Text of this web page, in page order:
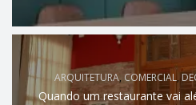
ARQUITETURA, COMERCIAL,
Quando um restaurante vai